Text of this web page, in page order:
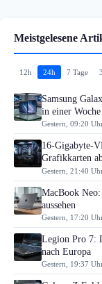
Meistgelesene
12h 24h 7 Tage
Samsung
in einer Woche
Gestern, 09:20
16-Gigabyte-
Grafikkarten
Gestern, 21:40
MacBook
aussehen
Gestern, 17:20
Legion Pro 7:
nach Europa
Gestern, 19:37